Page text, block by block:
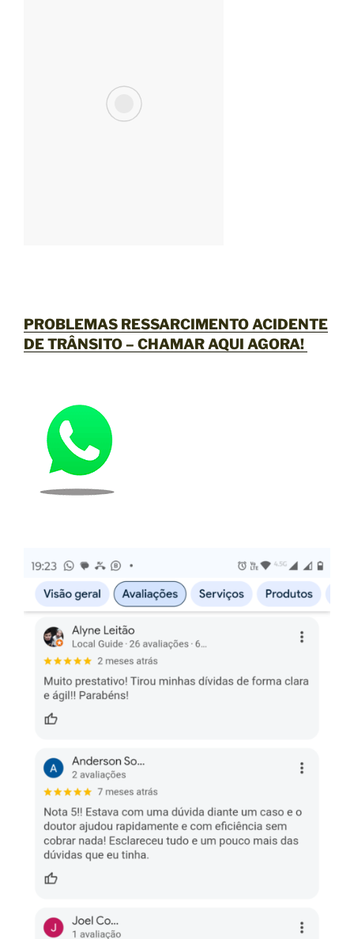
PROBLEMAS RESSARCIMENTO ACIDENTE
DE TRÂNSITO – CHAMAR AQUI AGORA!